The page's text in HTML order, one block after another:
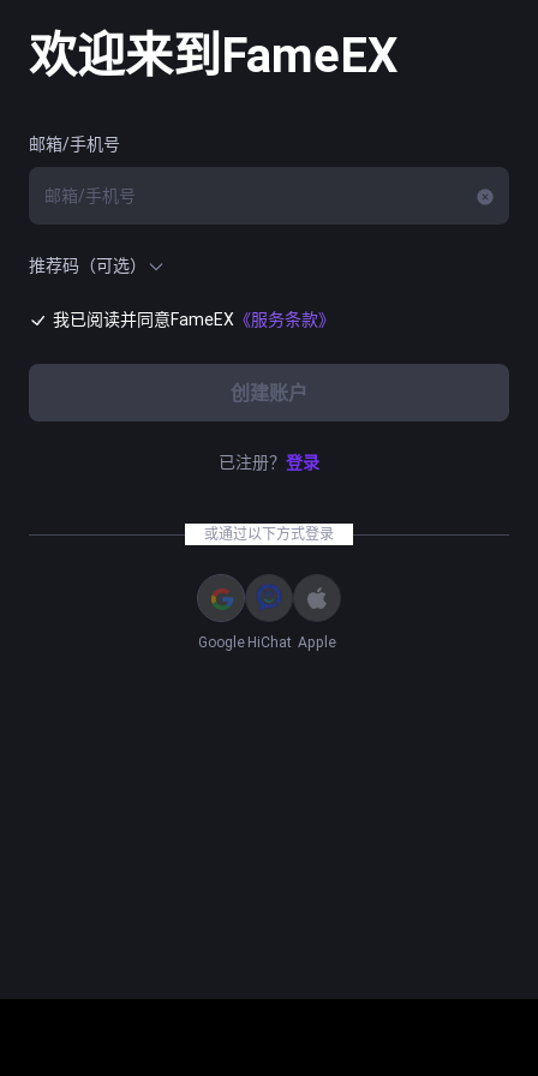
欢迎来到FameEX
邮箱/手机号
推荐码（可选）
我已阅读并同意FameEX 《服务条款》
创建账户
已注册？ 登录
或通过以下方式登录
Google HiChat Apple